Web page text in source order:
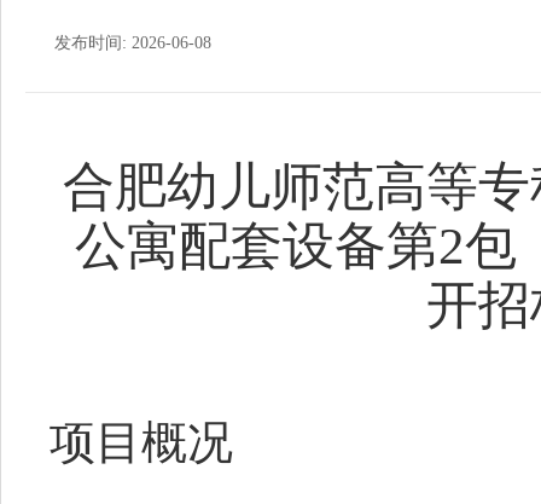
发布时间: 2026-06-08
合肥幼儿师范高等
公寓配套设备第2包
开
项目概况